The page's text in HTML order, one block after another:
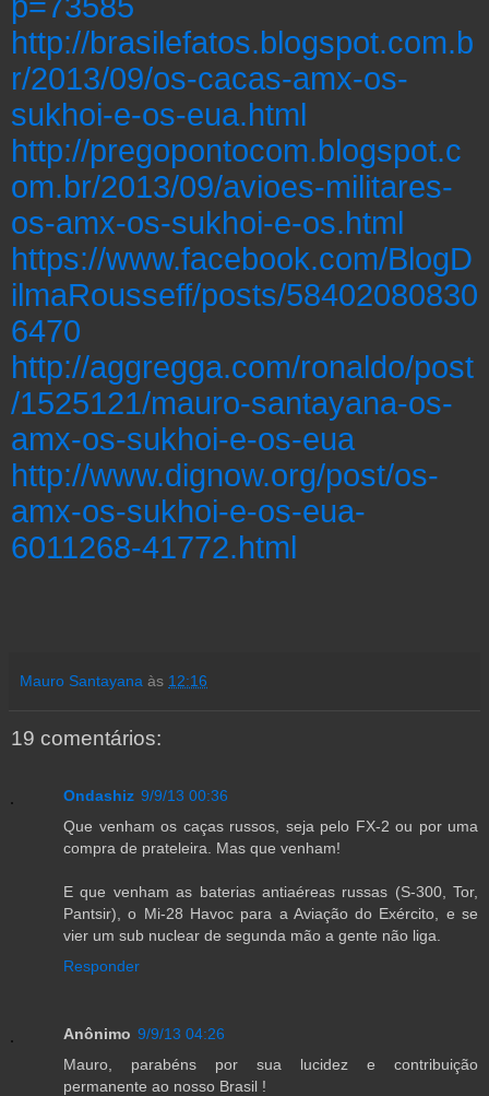
http://brasilefatos.blogspot.com.b
r/2013/09/os-cacas-amx-os-
sukhoi-e-os-eua.html
http://pregopontocom.blogspot.c
om.br/2013/09/avioes-militares-
os-amx-os-sukhoi-e-os.html
https://www.facebook.com/BlogD
ilmaRousseff/posts/58402080830
6470
http://aggregga.com/ronaldo/post
/1525121/mauro-santayana-os-
amx-os-sukhoi-e-os-eua
http://www.dignow.org/post/os-
amx-os-sukhoi-e-os-eua-
6011268-41772.html
Mauro Santayana às 12:16
19 comentários:
Ondashiz 9/9/13 00:36
Que venham os caças russos, seja pelo FX-2 ou por uma
compra de prateleira. Mas que venham!
E que venham as baterias antiaéreas russas (S-300, Tor,
Pantsir), o Mi-28 Havoc para a Aviação do Exército, e se
vier um sub nuclear de segunda mão a gente não liga.
Responder
Anônimo 9/9/13 04:26
Mauro, parabéns por sua lucidez e contribuição
permanente ao nosso Brasil !